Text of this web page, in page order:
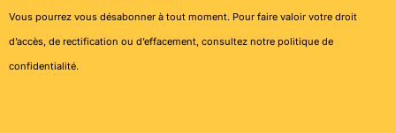
Vous pourrez vous désabonner à tout moment. Pour faire valoir votre droit
d’accès, de rectification ou d’effacement, consultez notre politique de
confidentialité.